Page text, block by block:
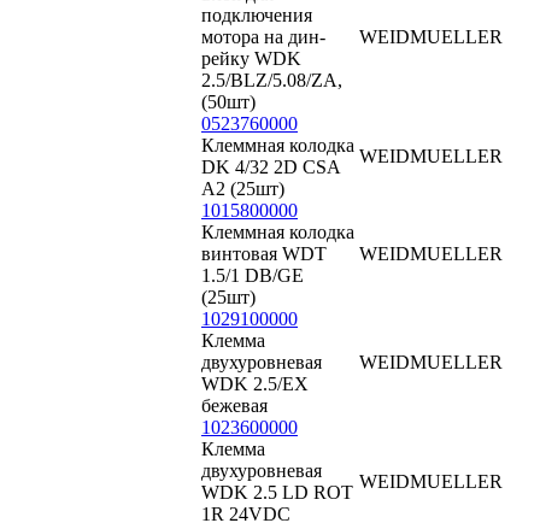
подключения
мотора на дин-
рейку WDK
2.5/BLZ/5.08/ZA,
(50шт)
WEIDMUELLER
0523760000
Клеммная колодка
DK 4/32 2D CSA
A2 (25шт)
WEIDMUELLER
1015800000
Клеммная колодка
винтовая WDT
1.5/1 DB/GE
(25шт)
WEIDMUELLER
1029100000
Клемма
двухуровневая
WDK 2.5/EX
бежевая
WEIDMUELLER
1023600000
Клемма
двухуровневая
WDK 2.5 LD ROT
1R 24VDC
WEIDMUELLER